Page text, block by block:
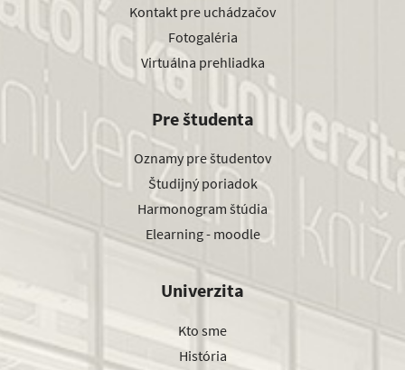
Kontakt pre uchádzačov
Fotogaléria
Virtuálna prehliadka
Pre študenta
Oznamy pre študentov
Študijný poriadok
Harmonogram štúdia
Elearning - moodle
Univerzita
Kto sme
História